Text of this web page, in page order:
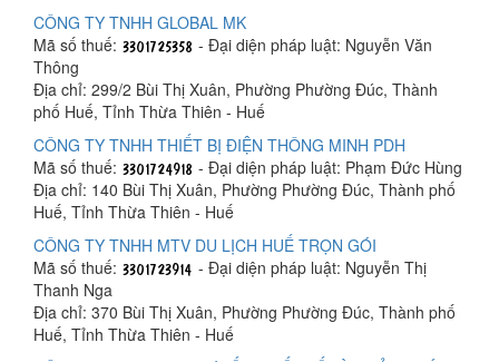
CÔNG TY TNHH GLOBAL MK
Mã số thuế:
- Đại diện pháp luật: Nguyễn Văn
Thông
Địa chỉ: 299/2 Bùi Thị Xuân, Phường Phường Đúc, Thành
phố Huế, Tỉnh Thừa Thiên - Huế
CÔNG TY TNHH THIẾT BỊ ĐIỆN THÔNG MINH PDH
Mã số thuế:
- Đại diện pháp luật: Phạm Đức Hùng
Địa chỉ: 140 Bùi Thị Xuân, Phường Phường Đúc, Thành phố
Huế, Tỉnh Thừa Thiên - Huế
CÔNG TY TNHH MTV DU LỊCH HUẾ TRỌN GÓI
Mã số thuế:
- Đại diện pháp luật: Nguyễn Thị
Thanh Nga
Địa chỉ: 370 Bùi Thị Xuân, Phường Phường Đúc, Thành phố
Huế, Tỉnh Thừa Thiên - Huế